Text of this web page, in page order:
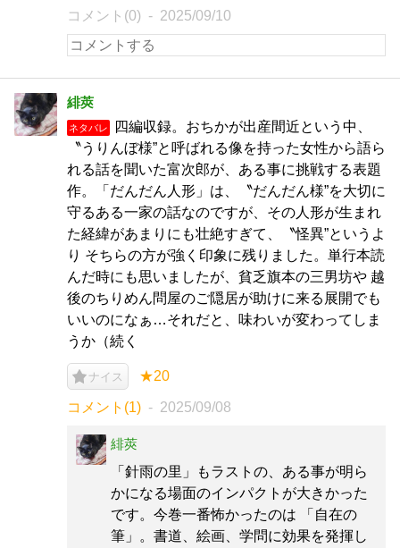
コメント(0) 2025/09/10
緋莢
ネタバレ
四編収録。おちかが出産間近という中、
〝うりんぼ様”と呼ばれる像を持った女性から語ら
れる話を聞いた富次郎が、ある事に挑戦する表題
作。「だんだん人形」は、〝だんだん様”を大切に
守るある一家の話なのですが、その人形が生まれ
た経緯があまりにも壮絶すぎて、〝怪異”というよ
り そちらの方が強く印象に残りました。単行本読
んだ時にも思いましたが、貧乏旗本の三男坊や 越
後のちりめん問屋のご隠居が助けに来る展開でも
いいのになぁ…それだと、味わいが変わってしま
うか（続く
ナイス ★20
コメント(1) 2025/09/08
緋莢
「針雨の里」もラストの、ある事が明ら
かになる場面のインパクトが大きかった
です。今巻一番怖かったのは 「自在の
筆」。書道、絵画、学問に効果を発揮し